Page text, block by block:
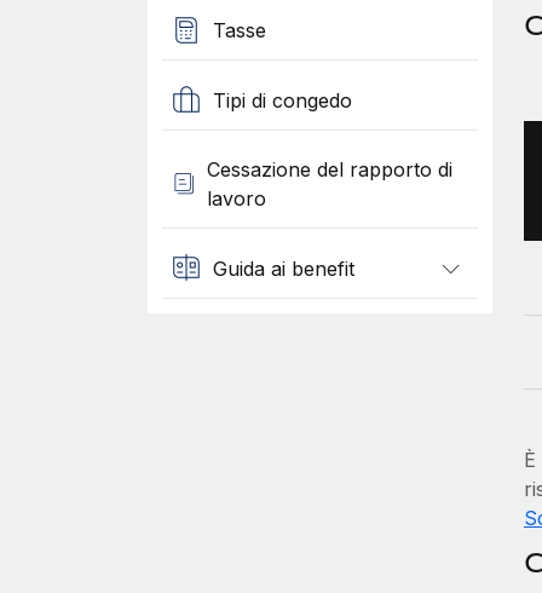
Tasse
Tipi di congedo
Cessazione del rapporto di
lavoro
Guida ai benefit